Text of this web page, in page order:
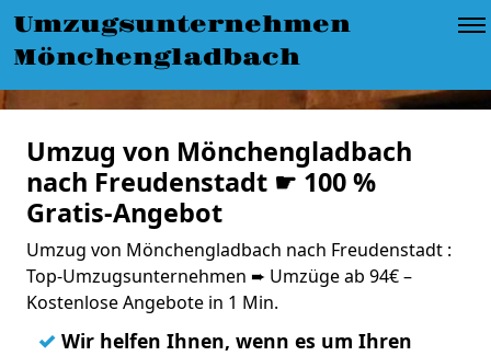
Umzugsunternehmen
Mönchengladbach
Umzug von Mönchengladbach
nach Freudenstadt ☛ 100 %
Gratis-Angebot
Umzug von Mönchengladbach nach Freudenstadt :
Top-Umzugsunternehmen ➨ Umzüge ab 94€ –
Kostenlose Angebote in 1 Min.
✓ Wir helfen Ihnen, wenn es um Ihren